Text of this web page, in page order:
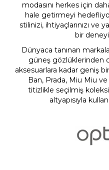
modasını herkes için
hale getirmeyi
stilinizi, ihtiyaçlarınızı ve
bir
Dünyaca tanınan
güneş gözlüklerinden
aksesuarlara kadar geniş
Ban, Prada, Miu Miu ve
titizlikle seçilmiş
altyapısıyla
sunarken; klasik,
seçenekleriyle kişisel stilin
Optik
ve estetik dengeyi ön